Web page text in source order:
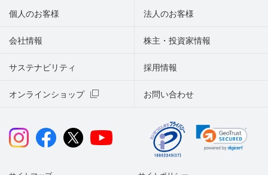
個人のお客様 法人のお客様
会社情報 株主・投資家情報
サステナビリティ
オンラインショップ お問い合わせ
採用情報